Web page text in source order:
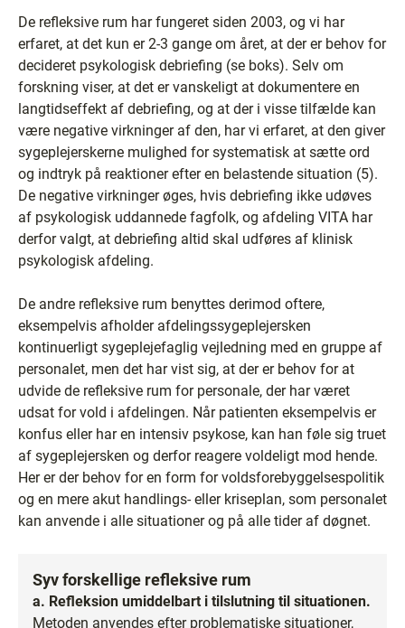
De refleksive rum har fungeret siden 2003, og vi har
erfaret, at det kun er 2-3 gange om året, at der er behov for
decideret psykologisk debriefing (se boks). Selv om
forskning viser, at det er vanskeligt at dokumentere en
langtidseffekt af debriefing, og at der i visse tilfælde kan
være negative virkninger af den, har vi erfaret, at den giver
sygeplejerskerne mulighed for systematisk at sætte ord
og indtryk på reaktioner efter en belastende situation (5).
De negative virkninger øges, hvis debriefing ikke udøves
af psykologisk uddannede fagfolk, og afdeling VITA har
derfor valgt, at debriefing altid skal udføres af klinisk
psykologisk afdeling.
De andre refleksive rum benyttes derimod oftere,
eksempelvis afholder afdelingssygeplejersken
kontinuerligt sygeplejefaglig vejledning med en gruppe af
personalet, men det har vist sig, at der er behov for at
udvide de refleksive rum for personale, der har været
udsat for vold i afdelingen. Når patienten eksempelvis er
konfus eller har en intensiv psykose, kan han føle sig truet
af sygeplejersken og derfor reagere voldeligt mod hende.
Her er der behov for en form for voldsforebyggelsespolitik
og en mere akut handlings- eller kriseplan, som personalet
kan anvende i alle situationer og på alle tider af døgnet.
Syv forskellige refleksive rum
a. Refleksion umiddelbart i tilslutning til situationen.
Metoden anvendes efter problematiske situationer,